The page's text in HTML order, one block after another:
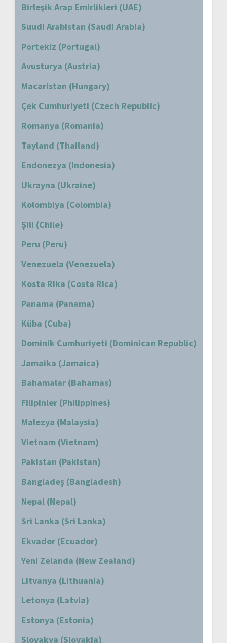
Birleşik Arap Emirlikleri (UAE)
Suudi Arabistan (Saudi Arabia)
Portekiz (Portugal)
Avusturya (Austria)
Macaristan (Hungary)
Çek Cumhuriyeti (Czech Republic)
Romanya (Romania)
Tayland (Thailand)
Endonezya (Indonesia)
Ukrayna (Ukraine)
Kolombiya (Colombia)
Şili (Chile)
Peru (Peru)
Venezuela (Venezuela)
Kosta Rika (Costa Rica)
Panama (Panama)
Küba (Cuba)
Dominik Cumhuriyeti (Dominican Republic)
Jamaika (Jamaica)
Bahamalar (Bahamas)
Filipinler (Philippines)
Malezya (Malaysia)
Vietnam (Vietnam)
Pakistan (Pakistan)
Bangladeş (Bangladesh)
Nepal (Nepal)
Sri Lanka (Sri Lanka)
Ekvador (Ecuador)
Yeni Zelanda (New Zealand)
Litvanya (Lithuania)
Letonya (Latvia)
Estonya (Estonia)
Slovakya (Slovakia)